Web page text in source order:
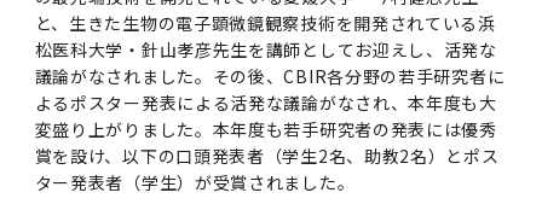
世界大学ランキング
理事･監事
役員会
経営協議会
大学紹介動画
キャンパスライフ編
留学制度編
統合報告書
広報誌
広報誌トップ
大学案内 【受験生向け】（冊子）
大学評価の制度についてトップ
概説
１．国立大学法人評価
1-1．第４期中期目標・中期計画等について【6
年間】
1-1．第４期中期目標・中期計画等について【6
年間】トップ
1-2.年度計画・年度評価等について【第1期～
第3期】
四大学連合憲章等
四大学連合憲章等トップ
四大学連合憲章
複合領域コース(四大学共通)
複合領域コース(四大学共通)トップ
複合領域コース（東京医科歯科大学）
情報公開・個人情報トップ
情報公開制度
個人情報保護制度
東京医科歯科大学ＳＤＧｓ推進宣言
男性職員の育児休業等取得推進宣言
ダイバーシティ
入試データ
これまでの学部入試変更点
ILA国府台
医学部
歯学部
学生生活などについてトップ
授業料・入学料・検定料
奨学金について
イベント
イベントトップ
オープンキャンパス
資料請求
合格発表
保健衛生学研究科
FAQ
医歯学総合研究科博士課程 国際連携専攻（ジ
ョイント・ディグリープログラム：JDP）
過去の試験問題・入試データ
TOEFL-ITP試験結果（スコアレポート）の返
却について
大学院入学希望者向け入試説明会
生体材料工学研究所
難治疾患研究所
大学院研究生
Call for Applications to Science Tokyo
Post-SPRING（MD）Program for the 2026
Academic Year by Eligible Students
(*Spring admission)
令和６年度（2024年度）TMDUトップレベル
AI研究のための共創型エキスパート人材育成プ
ログラム 対象学生（TMDU-BOOST生）の募
集について
Scientist (CS) Training Support Program
for Academic Year 2026
履修要項（大学院シラバス）
保健衛生学研究科科目等履修生について
授業料・入学料・検定料トップ
授業料・入学料・検定料
入学料・授業料免除・徴収猶予について
入学料・授業料免除・徴収猶予について
(Admission & Tuition
Exemption/Deferment)
入学料・授業料免除・徴収猶予について
奨学金について
学生生活サポートトップ
アルバイトについて
アパート等の紹介
各種支援制度
就職・キャリア支援
就職・キャリア支援トップ
サークル・学園祭
大学院医歯学総合研究科
大学院保健衛生学研究科
保健衛生学科 【看護学専攻】
保健衛生学科 【検査技術学専攻】
歯学科
口腔保健学科【口腔保健衛生学専攻】
口腔保健学科【口腔保健工学専攻】
大学院医歯学総合研究科トップ
修士課程 医歯理工保健学専攻
修士課程 医歯理工保健学専攻【医療管理政策
学（MMA）コース】
大学院保健衛生学研究科
大学院保健衛生学研究科トップ
博士課程看護先進科学専攻
ILA国府台担当教員一覧
修士課程 医歯理工保健学専攻
修士課程 医歯理工保健学専攻トップ
概要
修士課程 医歯理工保健学専攻【医療管理政策
学（MMA）コース】
修士課程 医歯理工保健学専攻 グローバルヘル
大学院保健衛生学研究科トップ
研究科長挨拶
概要
寄附講座・寄附部門一覧
ジョイントリサーチ講座・ジョイントリサーチ
部門一覧
生体材料工学研究所
e-Rad 府省共通研究開発管理システム(外部サ
イト)
科研費電子申請システム(外部サイト)
研究助成金
利益相反申告システム(学外利用時VPN必要)
臨床研究審査委員会申請システム
実験計画書のWeb申請システム(学外利用時
VPN必要)
研究情報データベース
機関リポジトリ
研究テーマ検索
研究組織トップ
若手研究者支援センター（YISC）
重点研究領域
取り組み・規制
取り組み・規制トップ
研究不正の防止
事務部
事務部トップ
と、生きた生物の電子顕微鏡観察技術を開発されている浜
松医科大学・針山孝彦先生を講師としてお迎えし、活発な
議論がなされました。その後、CBIR各分野の若手研究者に
よるポスター発表による活発な議論がなされ、本年度も大
変盛り上がりました。本年度も若手研究者の発表には優秀
賞を設け、以下の口頭発表者（学生2名、助教2名）とポス
ター発表者（学生）が受賞されました。